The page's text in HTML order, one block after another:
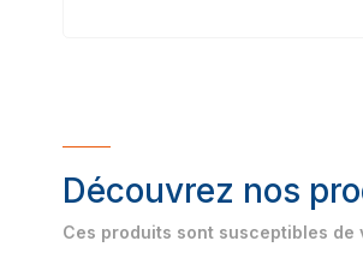
Découvrez nos
Ces produits sont susceptibles de